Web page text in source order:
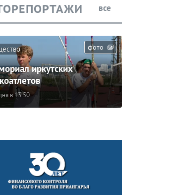
все
фото
иркутских
в 13:50